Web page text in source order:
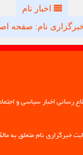
اخبار نام
نام: صفحه